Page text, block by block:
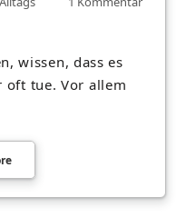
wissen, dass es
oft tue. Vor allem